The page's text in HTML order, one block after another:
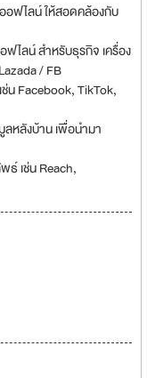
อฟไลน์ ให้สอดคล้องกับ
ไลน์ สำหรับธุรกิจ เครื่อง
/ FB
น Facebook, TikTok,
ลหลังบ้าน เพื่อนำมา
เช่น Reach,